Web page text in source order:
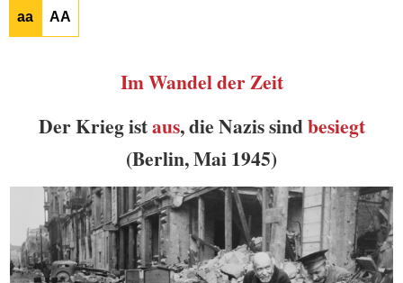
aa AA
Im Wandel der Zeit
Der Krieg istaus, die Nazis sindbesiegt
(Berlin, Mai 1945)